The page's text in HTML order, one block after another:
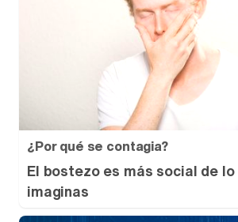
¿Por qué se contagia?
El bostezo es más social de lo
imaginas